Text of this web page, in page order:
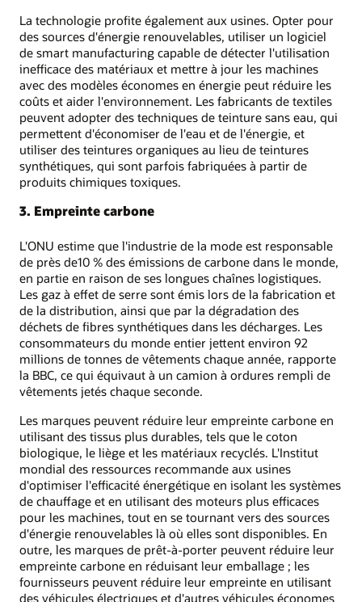
La technologie profite également aux usines. Opter pour
des sources d'énergie renouvelables, utiliser un logiciel
de smart manufacturing capable de détecter l'utilisation
inefficace des matériaux et mettre à jour les machines
avec des modèles économes en énergie peut réduire les
coûts et aider l'environnement. Les fabricants de textiles
peuvent adopter des techniques de teinture sans eau, qui
permettent d'économiser de l'eau et de l'énergie, et
utiliser des teintures organiques au lieu de teintures
synthétiques, qui sont parfois fabriquées à partir de
produits chimiques toxiques.
3. Empreinte carbone
L'ONU estime que l'industrie de la mode est responsable
de près de10 % des émissions de carbone dans le monde,
en partie en raison de ses longues chaînes logistiques.
Les gaz à effet de serre sont émis lors de la fabrication et
de la distribution, ainsi que par la dégradation des
déchets de fibres synthétiques dans les décharges. Les
consommateurs du monde entier jettent environ 92
millions de tonnes de vêtements chaque année, rapporte
la BBC, ce qui équivaut à un camion à ordures rempli de
vêtements jetés chaque seconde.
Les marques peuvent réduire leur empreinte carbone en
utilisant des tissus plus durables, tels que le coton
biologique, le liège et les matériaux recyclés. L'Institut
mondial des ressources recommande aux usines
d'optimiser l'efficacité énergétique en isolant les systèmes
de chauffage et en utilisant des moteurs plus efficaces
pour les machines, tout en se tournant vers des sources
d'énergie renouvelables là où elles sont disponibles. En
outre, les marques de prêt-à-porter peuvent réduire leur
empreinte carbone en réduisant leur emballage ; les
fournisseurs peuvent réduire leur empreinte en utilisant
des véhicules électriques et d'autres véhicules économes